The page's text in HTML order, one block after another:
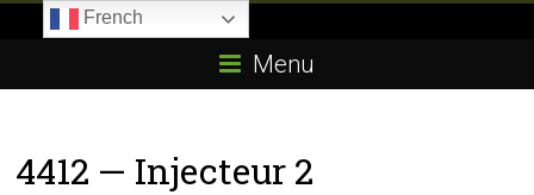
E85.com
passion
Menu
4412 — Injecteur 2
French